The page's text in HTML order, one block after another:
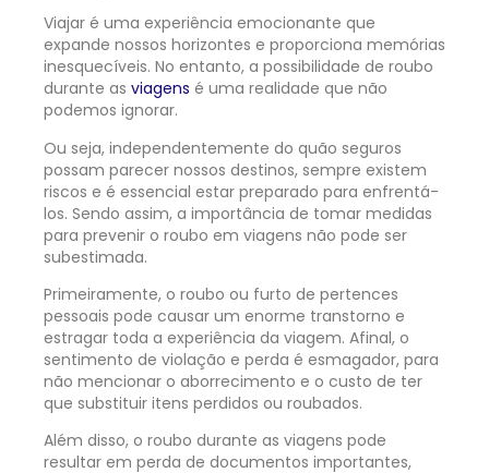
Viajar é uma experiência emocionante que
expande nossos horizontes e proporciona memórias
inesquecíveis. No entanto, a possibilidade de roubo
durante as viagens é uma realidade que não
podemos ignorar.
Ou seja, independentemente do quão seguros
possam parecer nossos destinos, sempre existem
riscos e é essencial estar preparado para enfrentá-
los. Sendo assim, a importância de tomar medidas
para prevenir o roubo em viagens não pode ser
subestimada.
Primeiramente, o roubo ou furto de pertences
pessoais pode causar um enorme transtorno e
estragar toda a experiência da viagem. Afinal, o
sentimento de violação e perda é esmagador, para
não mencionar o aborrecimento e o custo de ter
que substituir itens perdidos ou roubados.
Além disso, o roubo durante as viagens pode
resultar em perda de documentos importantes,